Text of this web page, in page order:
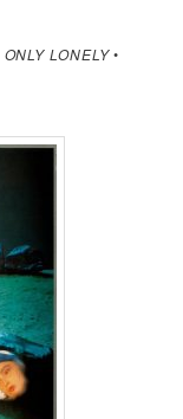
ONLY LONELY•